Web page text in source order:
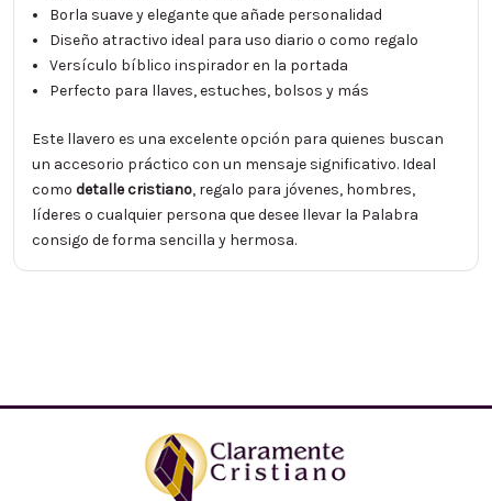
Borla suave y elegante que añade personalidad
Diseño atractivo ideal para uso diario o como regalo
Versículo bíblico inspirador en la portada
Perfecto para llaves, estuches, bolsos y más
Este llavero es una excelente opción para quienes buscan
un accesorio práctico con un mensaje significativo. Ideal
como detalle cristiano, regalo para jóvenes, hombres,
líderes o cualquier persona que desee llevar la Palabra
consigo de forma sencilla y hermosa.